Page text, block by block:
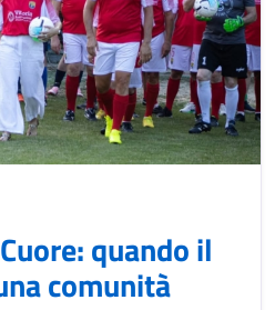
quando il
comunità